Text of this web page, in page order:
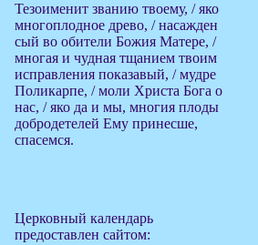
Тезоименит званию твоему, / яко
многоплодное древо, / насажден
сый во обители Божия Матере, /
многая и чудная тщанием твоим
исправления показавый, / мудре
Поликарпе, / моли Христа Бога о
нас, / яко да и мы, многия плоды
добродетелей Ему принесше,
спасемся.
Церковный календарь
предоставлен сайтом: